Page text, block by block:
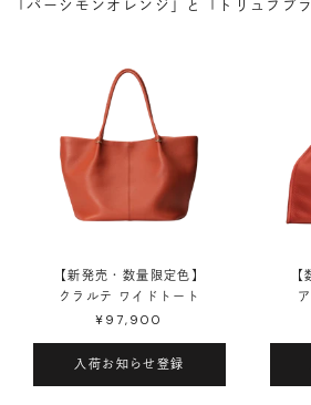
「パーシモンオレンジ」と「トリュフブ
【新発売・数量限定色】
クラルテ ワイドトート
¥97,900
入荷お知らせ登録